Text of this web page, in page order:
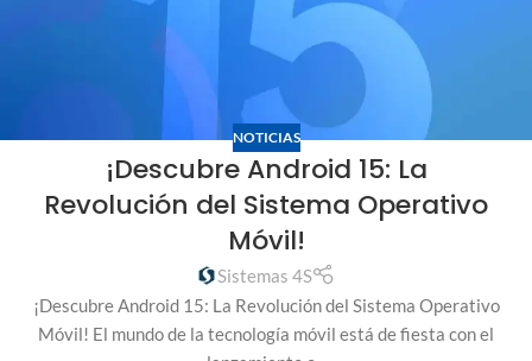
NOTICIAS
¡Descubre Android 15: La
Revolución del Sistema Operativo
Móvil!
Sistemas 4S
¡Descubre Android 15: La Revolución del Sistema Operativo
Móvil! El mundo de la tecnología móvil está de fiesta con el